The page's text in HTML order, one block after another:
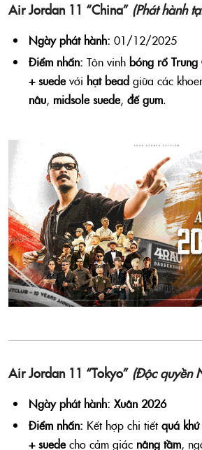
Air Jordan 11 “China” (Phát hành
Ngày phát hành: 01/12/2025
Điểm nhấn: Tôn vinh bóng rổ Trung
+ suedevới hạt beadgiữa các
nâu, midsole suede, đế gum.
Air Jordan 11 “Tokyo” (Độc quyền
Ngày phát hành: Xuân 2026
Điểm nhấn: Kết hợp chi tiết quá
+ suedecho cảm giác nâng tầm,